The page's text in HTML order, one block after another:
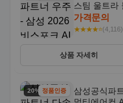
스팀 울트라
콜 AAH
가격문의
★★★★⭐(4,116)
상품 자세히
20% 할인정품인증
삼성공식파